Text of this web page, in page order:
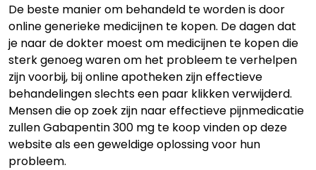
De beste manier om behandeld te worden is door
online generieke medicijnen te kopen. De dagen dat
je naar de dokter moest om medicijnen te kopen die
sterk genoeg waren om het probleem te verhelpen
zijn voorbij, bij online apotheken zijn effectieve
behandelingen slechts een paar klikken verwijderd.
Mensen die op zoek zijn naar effectieve pijnmedicatie
zullen Gabapentin 300 mg te koop vinden op deze
website als een geweldige oplossing voor hun
probleem.